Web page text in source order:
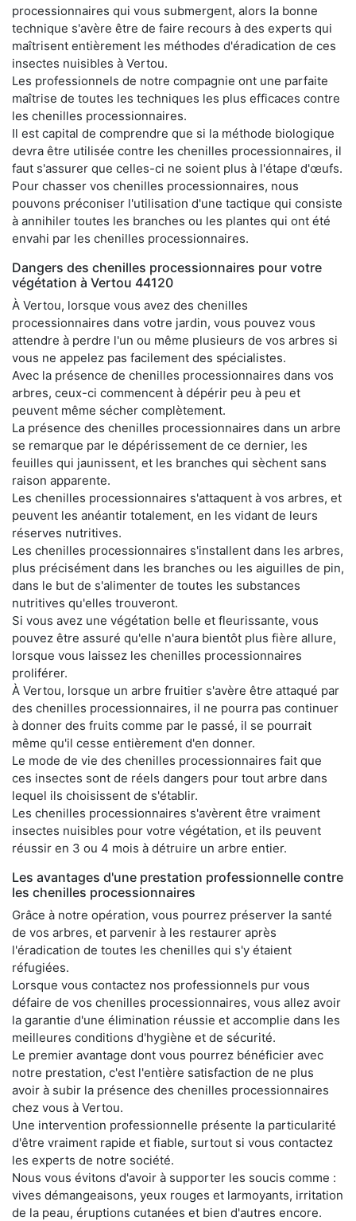
processionnaires qui vous submergent, alors la bonne
technique s'avère être de faire recours à des experts qui
maîtrisent entièrement les méthodes d'éradication de ces
insectes nuisibles à Vertou.
Les professionnels de notre compagnie ont une parfaite
maîtrise de toutes les techniques les plus efficaces contre
les chenilles processionnaires.
Il est capital de comprendre que si la méthode biologique
devra être utilisée contre les chenilles processionnaires, il
faut s'assurer que celles-ci ne soient plus à l'étape d'œufs.
Pour chasser vos chenilles processionnaires, nous
pouvons préconiser l'utilisation d'une tactique qui consiste
à annihiler toutes les branches ou les plantes qui ont été
envahi par les chenilles processionnaires.
Dangers des chenilles processionnaires pour votre
végétation à Vertou 44120
À Vertou, lorsque vous avez des chenilles
processionnaires dans votre jardin, vous pouvez vous
attendre à perdre l'un ou même plusieurs de vos arbres si
vous ne appelez pas facilement des spécialistes.
Avec la présence de chenilles processionnaires dans vos
arbres, ceux-ci commencent à dépérir peu à peu et
peuvent même sécher complètement.
La présence des chenilles processionnaires dans un arbre
se remarque par le dépérissement de ce dernier, les
feuilles qui jaunissent, et les branches qui sèchent sans
raison apparente.
Les chenilles processionnaires s'attaquent à vos arbres, et
peuvent les anéantir totalement, en les vidant de leurs
réserves nutritives.
Les chenilles processionnaires s'installent dans les arbres,
plus précisément dans les branches ou les aiguilles de pin,
dans le but de s'alimenter de toutes les substances
nutritives qu'elles trouveront.
Si vous avez une végétation belle et fleurissante, vous
pouvez être assuré qu'elle n'aura bientôt plus fière allure,
lorsque vous laissez les chenilles processionnaires
proliférer.
À Vertou, lorsque un arbre fruitier s'avère être attaqué par
des chenilles processionnaires, il ne pourra pas continuer
à donner des fruits comme par le passé, il se pourrait
même qu'il cesse entièrement d'en donner.
Le mode de vie des chenilles processionnaires fait que
ces insectes sont de réels dangers pour tout arbre dans
lequel ils choisissent de s'établir.
Les chenilles processionnaires s'avèrent être vraiment
insectes nuisibles pour votre végétation, et ils peuvent
réussir en 3 ou 4 mois à détruire un arbre entier.
Les avantages d'une prestation professionnelle contre
les chenilles processionnaires
Grâce à notre opération, vous pourrez préserver la santé
de vos arbres, et parvenir à les restaurer après
l'éradication de toutes les chenilles qui s'y étaient
réfugiées.
Lorsque vous contactez nos professionnels pur vous
défaire de vos chenilles processionnaires, vous allez avoir
la garantie d'une élimination réussie et accomplie dans les
meilleures conditions d'hygiène et de sécurité.
Le premier avantage dont vous pourrez bénéficier avec
notre prestation, c'est l'entière satisfaction de ne plus
avoir à subir la présence des chenilles processionnaires
chez vous à Vertou.
Une intervention professionnelle présente la particularité
d'être vraiment rapide et fiable, surtout si vous contactez
les experts de notre société.
Nous vous évitons d'avoir à supporter les soucis comme :
vives démangeaisons, yeux rouges et larmoyants, irritation
de la peau, éruptions cutanées et bien d'autres encore.